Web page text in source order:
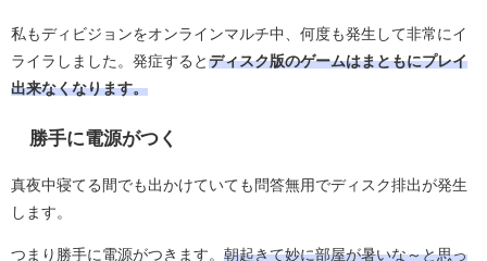
私もディビジョンをオンラインマルチ中、何度も発生して非常にイ
ライラしました。発症すると ディスク版のゲームはまともにプレイ
出来なくなります。
勝手に電源がつく
真夜中寝てる間でも出かけていても問答無用でディスク排出が発生
します。
つまり勝手に電源がつきます。 朝起きて妙に部屋が暑いな～と思っ